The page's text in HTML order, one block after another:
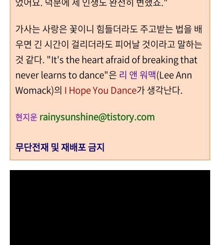
가사는 사랑은 꽃이니 힘들더라도 주고받는 법을 배
우면 긴 시간이 걸리더라도 피어날 것이라고 말하는
것 같다. "It's the heart afraid of breaking that
never learns to dance"은 리 앤 워맥(Lee Ann
Womack)의 I Hope You Dance가 생각난다.
현지운 rainysunshine@tistory.com
무단전재 및 재배포 금지